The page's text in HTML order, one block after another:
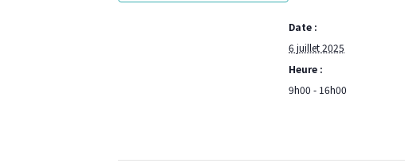
Date :
6 juillet 2025
Heure :
9h00 - 16h00